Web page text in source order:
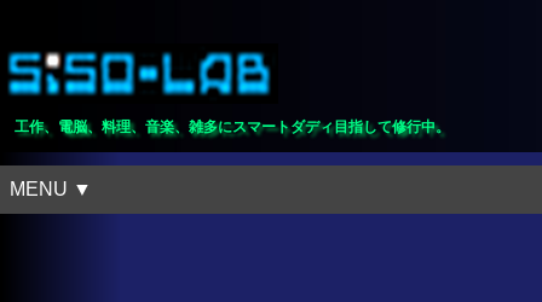
工作、電脳、料理、音楽、雑多にスマートダディ目指して修行中。
MENU ▼